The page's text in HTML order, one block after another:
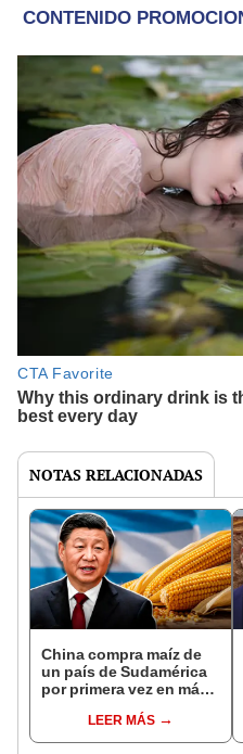
NOTAS RELACIONADAS
China compra maíz de
un país de Sudamérica
por primera vez en más
que exportación supere
40 millones de
LEER MÁS